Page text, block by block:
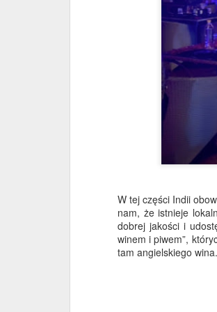
​W tej części Indii
nam, że istnieje
dobrej jakości i
winem i piwem”,
tam angielskiego